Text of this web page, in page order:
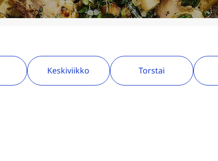
Keskiviikko Torstai